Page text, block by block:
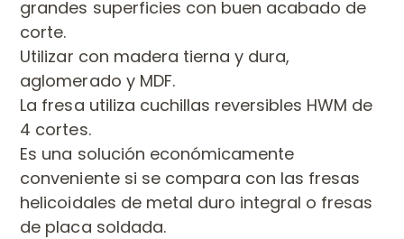
grandes superficies con buen acabado de
corte.
Utilizar con madera tierna y dura,
aglomerado y MDF.
La fresa utiliza cuchillas reversibles HWM de
4 cortes.
​​​​​​​Es una solución económicamente
conveniente si se compara con las fresas
helicoidales de metal duro integral o fresas
de placa soldada.